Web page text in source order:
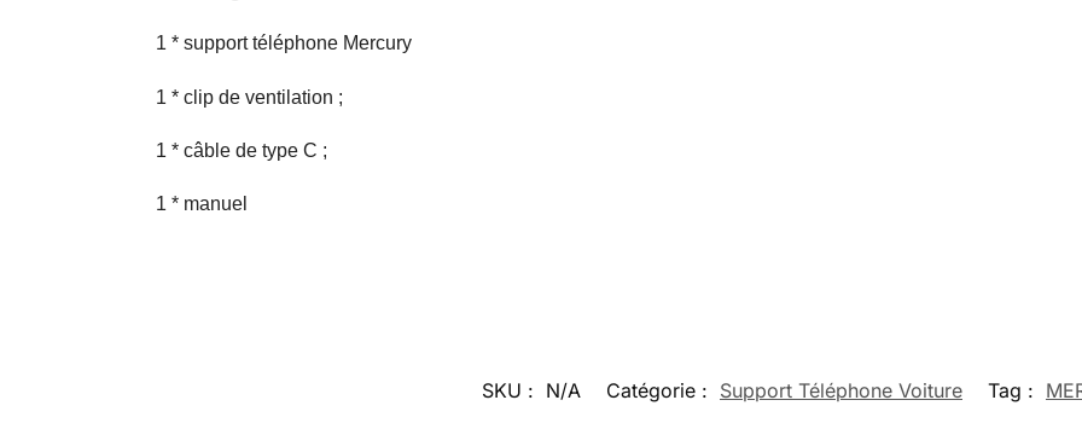
1 * support téléphone Mercury
1 * clip de ventilation ;
1 * câble de type C ;
1 * manuel
SKU : N/A Catégorie : Support Téléphone Voiture Tag :